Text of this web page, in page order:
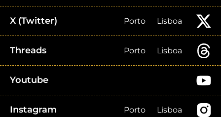
X (Twitter) Porto Lisboa
Threads Porto Lisboa
Youtube
Instagram Porto Lisboa